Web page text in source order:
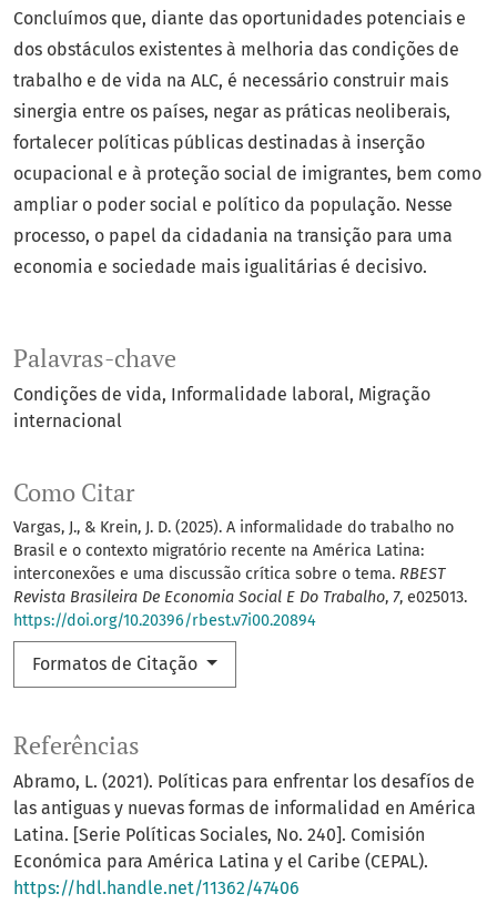
Palavras-chave
Condições de vida Informalidade laboral Migração
internacional
Como Citar
Vargas, J., & Krein, J. D. (2025). A informalidade do trabalho no
Brasil e o contexto migratório recente na América Latina:
interconexões e uma discussão crítica sobre o tema. RBEST
Revista Brasileira De Economia Social E Do Trabalho, 7, e025013.
https://doi.org/10.20396/rbest.v7i00.20894
Formatos de Citação
Concluímos que, diante das oportunidades potenciais e
dos obstáculos existentes à melhoria das condições de
trabalho e de vida na ALC, é necessário construir mais
sinergia entre os países, negar as práticas neoliberais,
fortalecer políticas públicas destinadas à inserção
ocupacional e à proteção social de imigrantes, bem como
ampliar o poder social e político da população. Nesse
processo, o papel da cidadania na transição para uma
economia e sociedade mais igualitárias é decisivo.
Referências
Abramo, L. (2021). Políticas para enfrentar los desafíos de
las antiguas y nuevas formas de informalidad en América
Latina. [Serie Políticas Sociales, No. 240]. Comisión
Económica para América Latina y el Caribe (CEPAL).
https://hdl.handle.net/11362/47406